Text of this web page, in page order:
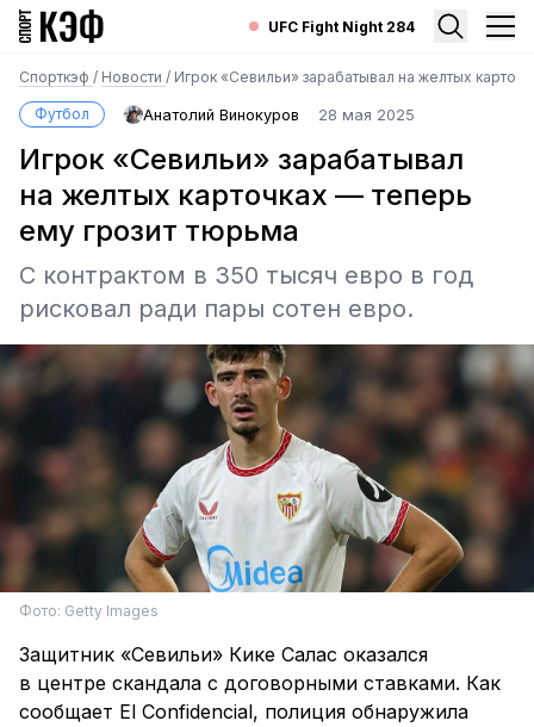
UFC Fight Night 284
Спорткэф / Новости / Игрок «Севильи» зарабатывал на желтых
Футбол Анатолий Винокуров 28 мая 2025
Игрок «Севильи» зарабатывал
на желтых карточках — теперь
ему грозит тюрьма
С контрактом в 350 тысяч евро в год
рисковал ради пары сотен евро.
Фото: Getty Images
Защитник «Севильи» Кике Салас оказался
в центре скандала с договорными ставками. Как
сообщает El Confidencial, полиция обнаружила